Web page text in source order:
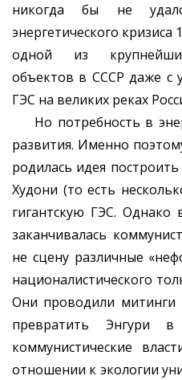
никогда бы не
энергетического кризиса
одной из крупнейших
объектов в СССР даже с
ГЭС на великих реках
Но потребность в
развития. Именно
родилась идея
Худони (то есть
гигантскую ГЭС.
заканчивалась
не сцену различные
националистического
Они проводили митинги
превратить Энгури
коммунистические
отношении к экологии